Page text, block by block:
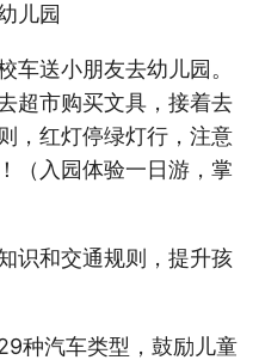
儿园
车送小朋友去幼儿园。
超市购买文具，接着去
，红灯停绿灯行，注意
（入园体验一日游，掌
识和交通规则，提升孩
种汽车类型，鼓励儿童